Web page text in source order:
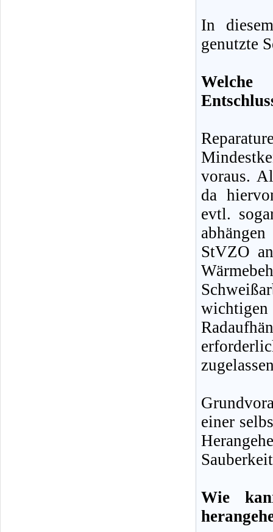
In
genutzte
Welche
voraus.
da
evtl.
StVZO
einer
Wie